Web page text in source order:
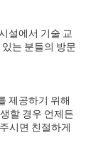
설에서 기술 교
는 분들의 방문
제공하기 위해
할 경우 언제든
시면 친절하게